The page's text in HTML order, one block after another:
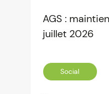
AGS :
juillet 2026
Social